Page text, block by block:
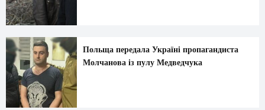
Польща передала Україні пропагандиста
Молчанова із пулу Медведчука